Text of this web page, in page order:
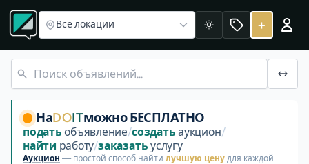
Официант. Найти работу в
&quot;Континент&quot; приглашает на постоянную
Все локации Светлая +
НаDOITможно БЕСПЛАТНО
подать объявление/создать аукцион/
найти работу/заказать услугу
Аукцион — простой способ найти лучшую цену для каждой